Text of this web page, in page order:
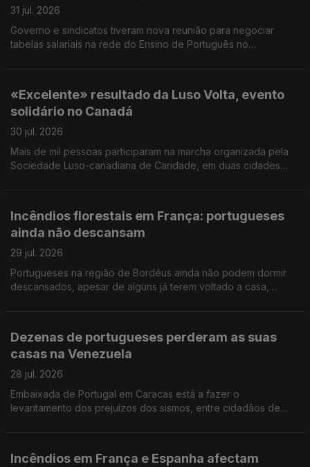
31 jul. 2026
Governo e sindicatos tiveram nova reunião para negociar
tabelas salariais na rede do Ensino de Português no
«Excelente» resultado da Luso Volta, evento
solidário no Canadá
30 jul. 2026
Mais de mil pessoas participaram na marcha organizada pela
Sociedade Luso-canadiana de Caridade, em duas cidades
Incêndios florestais em França: portugueses
ainda não descansam
29 jul. 2026
Portugueses na região de Bordéus ainda não podem dormir
descansados, apesar de alguns já terem voltado a casa,
Dezenas de portugueses perderam as suas
casas na Venezuela
28 jul. 2026
Embaixada de Portugal em Caracas está a fazer o
levantamento dos prejuízos dos sismos, entre cidadãos de
Incêndios em França e Espanha afectam